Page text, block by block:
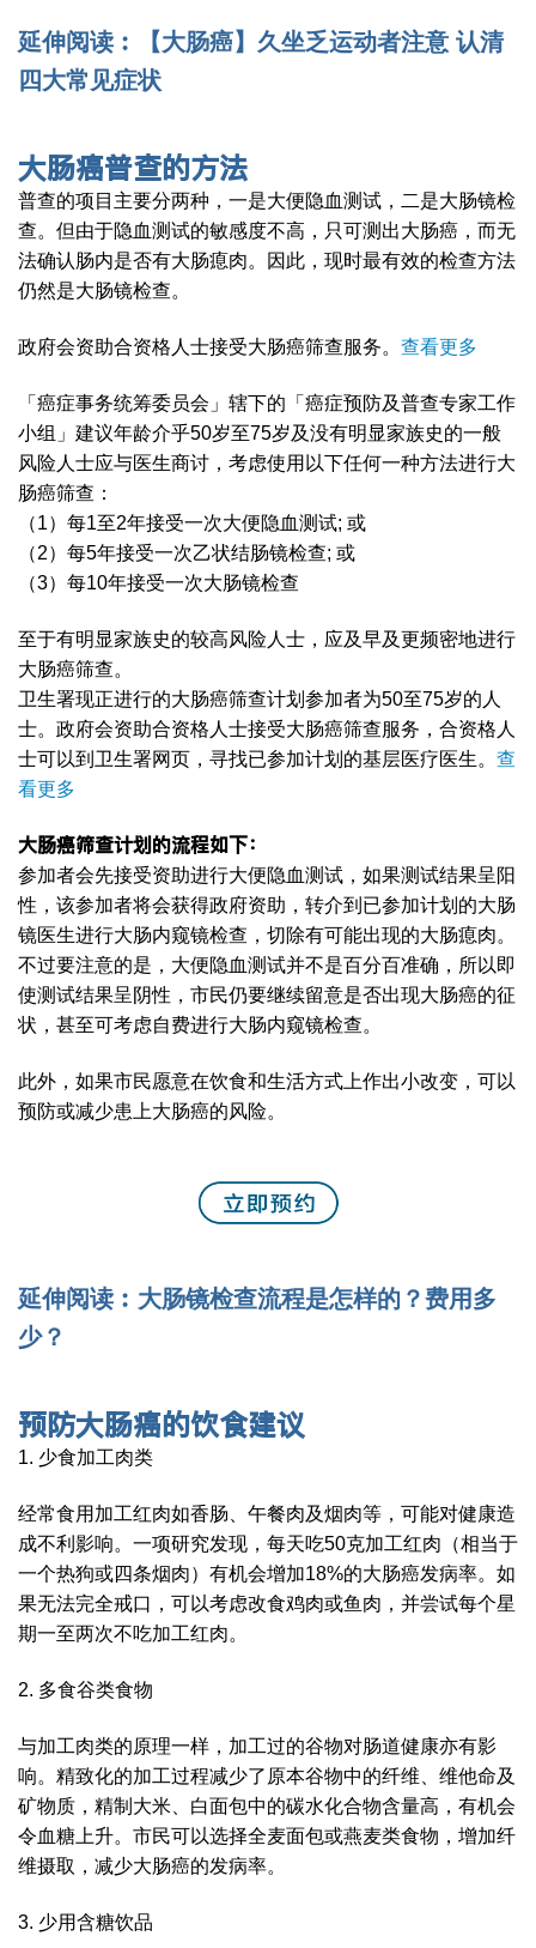
延伸阅读︰【大肠癌】久坐乏运动者注意 认清
四大常见症状
大肠癌普查的方法
普查的项目主要分两种，一是大便隐血测试，二是大肠镜检
查。但由于隐血测试的敏感度不高，只可测出大肠癌，而无
法确认肠内是否有大肠瘜肉。因此，现时最有效的检查方法
仍然是大肠镜检查。
政府会资助合资格人士接受大肠癌筛查服务。 查看更多
「癌症事务统筹委员会」辖下的「癌症预防及普查专家工作
小组」建议年龄介乎50岁至75岁及没有明显家族史的一般
风险人士应与医生商讨，考虑使用以下任何一种方法进行大
肠癌筛查：
（1）每1至2年接受一次大便隐血测试; 或
（2）每5年接受一次乙状结肠镜检查; 或
（3）每10年接受一次大肠镜检查
至于有明显家族史的较高风险人士，应及早及更频密地进行
大肠癌筛查。
卫生署现正进行的大肠癌筛查计划参加者为50至75岁的人
士。政府会资助合资格人士接受大肠癌筛查服务，合资格人
士可以到卫生署网页，寻找已参加计划的基层医疗医生。 查
看更多
大肠癌筛查计划的流程如下：
参加者会先接受资助进行大便隐血测试，如果测试结果呈阳
性，该参加者将会获得政府资助，转介到已参加计划的大肠
镜医生进行大肠内窥镜检查，切除有可能出现的大肠瘜肉。
不过要注意的是，大便隐血测试并不是百分百准确，所以即
使测试结果呈阴性，市民仍要继续留意是否出现大肠癌的征
状，甚至可考虑自费进行大肠内窥镜检查。
此外，如果市民愿意在饮食和生活方式上作出小改变，可以
预防或减少患上大肠癌的风险。
延伸阅读︰大肠镜检查流程是怎样的？费用多
少？
预防大肠癌的饮食建议
1. 少食加工肉类
经常食用加工红肉如香肠、午餐肉及烟肉等，可能对健康造
成不利影响。一项研究发现，每天吃50克加工红肉（相当于
一个热狗或四条烟肉）有机会增加18%的大肠癌发病率。如
果无法完全戒口，可以考虑改食鸡肉或鱼肉，并尝试每个星
期一至两次不吃加工红肉。
2. 多食谷类食物
与加工肉类的原理一样，加工过的谷物对肠道健康亦有影
响。精致化的加工过程减少了原本谷物中的纤维、维他命及
矿物质，精制大米、白面包中的碳水化合物含量高，有机会
令血糖上升。市民可以选择全麦面包或燕麦类食物，增加纤
维摄取，减少大肠癌的发病率。
3. 少用含糖饮品